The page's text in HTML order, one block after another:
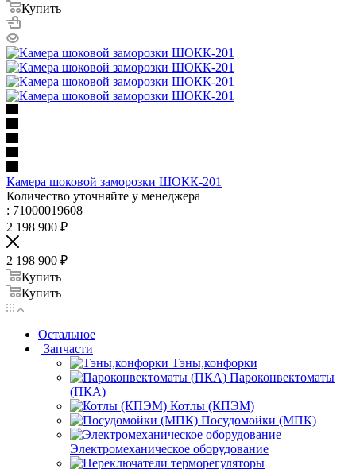
Купить
Камера шоковой заморозки ШОКК-201
Количество уточняйте у менеджера
: 71000019608
2 198 900 ₽
2 198 900 ₽
Купить
Купить
Остальное
Запчасти
Тэны,конфорки
Пароконвектоматы
(ПКА)
Котлы (КПЭМ)
Посудомойки (МПК)
Электромеханическое оборудование